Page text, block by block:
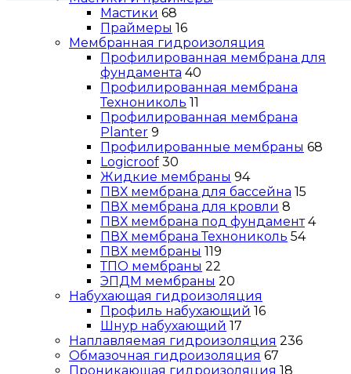
Мастики 68
Праймеры 16
Мембранная гидроизоляция
Профилированная мембрана для
фундамента 40
Профилированная мембрана
Технониколь 11
Профилированная мембрана
Planter 9
Профилированные мембраны 68
Logicroof 30
Жидкие мембраны 94
ПВХ мембрана для бассейна 15
ПВХ мембрана для кровли 8
ПВХ мембрана под фундамент 4
ПВХ мембрана Технониколь 54
ПВХ мембраны 119
ТПО мембраны 22
ЭПДМ мембраны 20
Набухающая гидроизоляция
Профиль набухающий 16
Шнур набухающий 17
Наплавляемая гидроизоляция 236
Обмазочная гидроизоляция 67
Проникающая гидроизоляция 18